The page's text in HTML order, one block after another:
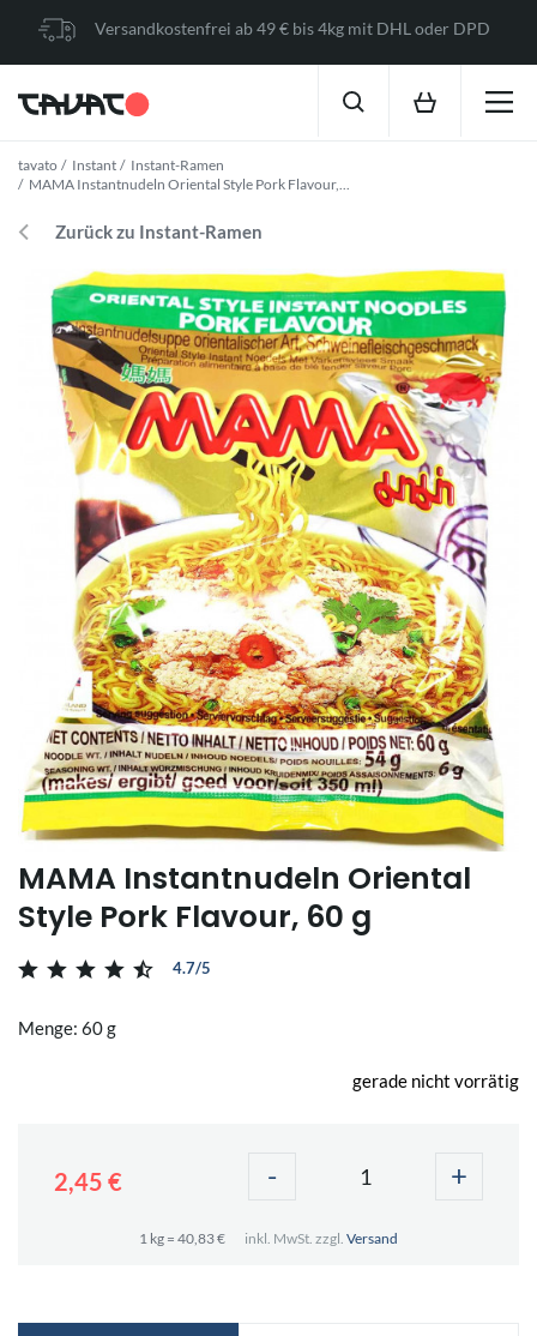
Versandkostenfrei ab 49 € bis 4kg mit DHL oder DPD
tavato Instant
Instant-Ramen
MAMA Instantnudeln Oriental Style Pork Flavour,...
Zurück zu Instant-Ramen
MAMA Instantnudeln Oriental
Style Pork Flavour, 60 g
4.7/5
Menge: 60 g
gerade nicht vorrätig
2,45 € - +
1 kg = 40,83 € inkl. MwSt. zzgl. Versand